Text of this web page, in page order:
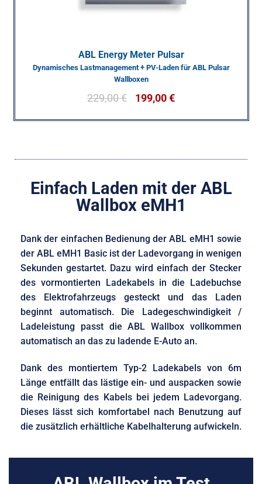
ABL Energy Meter Pulsar
Dynamisches Lastmanagement + PV-Laden für ABL Pulsar
Wallboxen
229,00€ 199,00€
Einfach Laden mit der ABL
Wallbox eMH1
Dank der einfachen Bedienung der ABL eMH1 sowie
der ABL eMH1 Basic ist der Ladevorgang in wenigen
Sekunden gestartet. Dazu wird einfach der Stecker
des vormontierten Ladekabels in die Ladebuchse
des Elektrofahrzeugs gesteckt und das Laden
beginnt automatisch. Die Ladegeschwindigkeit /
Ladeleistung passt die ABL Wallbox vollkommen
automatisch an das zu ladende E-Auto an.
Dank des montiertem Typ-2 Ladekabels von 6m
Länge entfällt das lästige ein- und auspacken sowie
die Reinigung des Kabels bei jedem Ladevorgang.
Dieses lässt sich komfortabel nach Benutzung auf
die zusätzlich erhältliche Kabelhalterung aufwickeln.